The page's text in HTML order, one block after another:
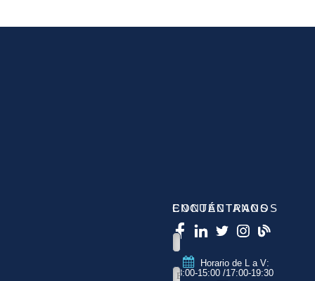
CONTÁCTANOS
ENCUÉNTRANOS
Horario de L a V:
8:00-15:00 /17:00-19:30